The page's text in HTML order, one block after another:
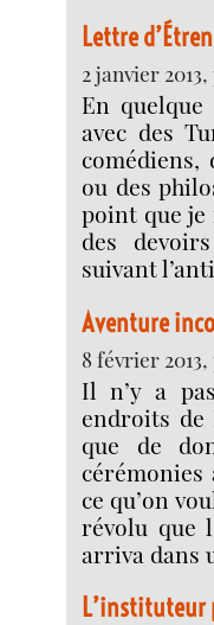
Lettre
2 janvier
En
avec des
comédiens,
ou des
point que je
des
suivant
Aventure
8 février
Il n’y a
endroits de
que de
ce qu’on
révolu que
arriva dans
L’instituteur